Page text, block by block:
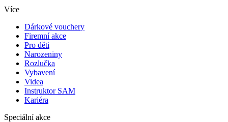
Více
Dárkové vouchery
Firemní akce
Pro děti
Narozeniny
Rozlučka
Vybavení
Videa
Instruktor SAM
Kariéra
Speciální akce